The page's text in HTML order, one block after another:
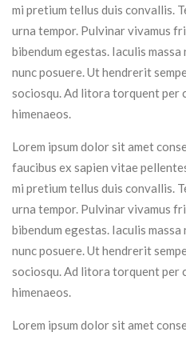
mi pretium tellus duis convallis.
urna tempor. Pulvinar vivamus
bibendum egestas. Iaculis
nunc posuere. Ut hendrerit
sociosqu. Ad litora torquent per
himenaeos.
Lorem ipsum dolor sit amet
faucibus ex sapien vitae
mi pretium tellus duis convallis.
urna tempor. Pulvinar vivamus
bibendum egestas. Iaculis
nunc posuere. Ut hendrerit
sociosqu. Ad litora torquent per
himenaeos.
Lorem ipsum dolor sit amet